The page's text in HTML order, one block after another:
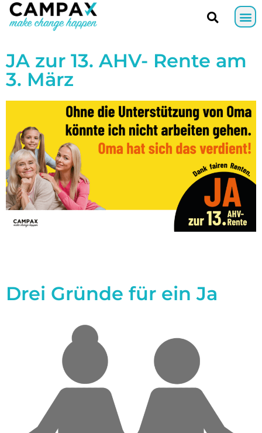
JA zur 13. AHV- Rente am
3. März
Drei Gründe für ein Ja